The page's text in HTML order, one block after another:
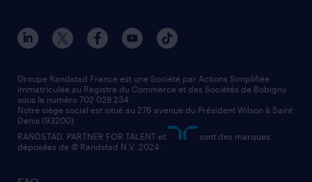
manutentionnaire
assistant administratif
comptable
contact entreprise
faq intérim / recrutement
nos agences par ville
nos agences par région
nos cabinets de recrutement
Groupe Randstad France est une Société par Actions Simplifiée
immatriculée au Registre du Commerce et des Sociétés de Bobigny
sous le numéro 702 028 234.
Notre siège social est situé au 276 avenue du Président Wilson à Saint
Denis (93200).
RANDSTAD, PARTNER FOR TALENT et
sont des marques
déposées de © Randstad N.V. 2024.